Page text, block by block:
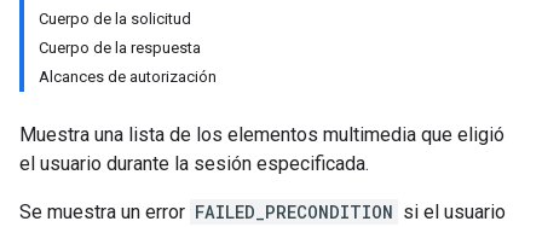
Cuerpo de la solicitud
Cuerpo de la respuesta
Alcances de autorización
Muestra una lista de los elementos multimedia que eligió
el usuario durante la sesión especificada.
Se muestra un error FAILED_PRECONDITION si el usuario